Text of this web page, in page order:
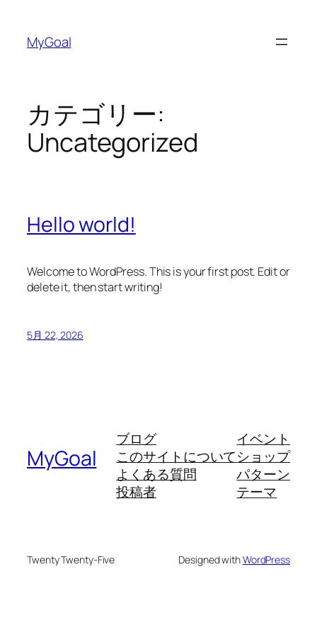
MyGoal
カテゴリー:
Uncategorized
Hello world!
Welcome to WordPress. This is your first post. Edit or
delete it, then start writing!
5月 22, 2026
MyGoal
ブログ
このサイトについて
よくある質問
投稿者
イベント
ショップ
パターン
テーマ
Twenty Twenty-Five Designed withWordPress